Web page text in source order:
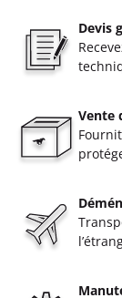
Devis
Vente